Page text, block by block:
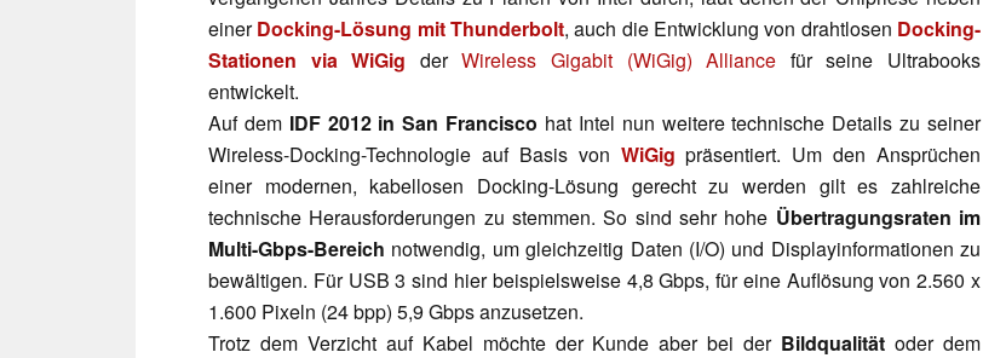
einerDocking-Lösung mit Thunderbolt, auch die Entwicklung von drahtlosen Docking-
Stationen via WiGig derWireless Gigabit (WiGig) Alliance für seine Ultrabooks
entwickelt.
Auf dem IDF 2012 in San Francisco hat Intel nun weitere technische Details zu seiner
Wireless-Docking-Technologie auf Basis von WiGig präsentiert. Um den Ansprüchen
einer modernen, kabellosen Docking-Lösung gerecht zu werden gilt es zahlreiche
technische Herausforderungen zu stemmen. So sind sehr hohe Übertragungsraten im
Multi-Gbps-Bereich notwendig, um gleichzeitig Daten (I/O) und Displayinformationen zu
bewältigen. Für USB 3 sind hier beispielsweise 4,8 Gbps, für eine Auflösung von 2.560 x
1.600 Pixeln (24 bpp) 5,9 Gbps anzusetzen.
Trotz dem Verzicht auf Kabel möchte der Kunde aber bei der Bildqualität oder dem